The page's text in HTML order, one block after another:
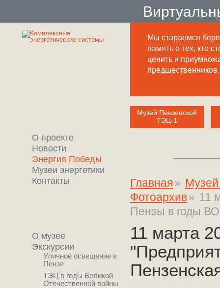
Мы стараемся
память о тех, кто
ценить и
Музей Пензенской
ТЭЦ-1
Главная»
Фотоархив» 11
Пензы в годы
11 марта
О проекте
Новости
Энергия Победы
Музеи энергетики
Контакты
О музее
Экскурсии
Уличное освещение в
Пензе
ТЭЦ в годы Великой
Отечественной войны